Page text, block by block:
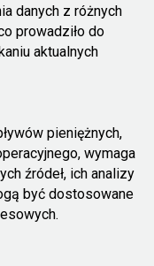
danych z różnych
prowadziło do
aktualnych
pieniężnych,
wymaga
źródeł, ich analizy
być dostosowane